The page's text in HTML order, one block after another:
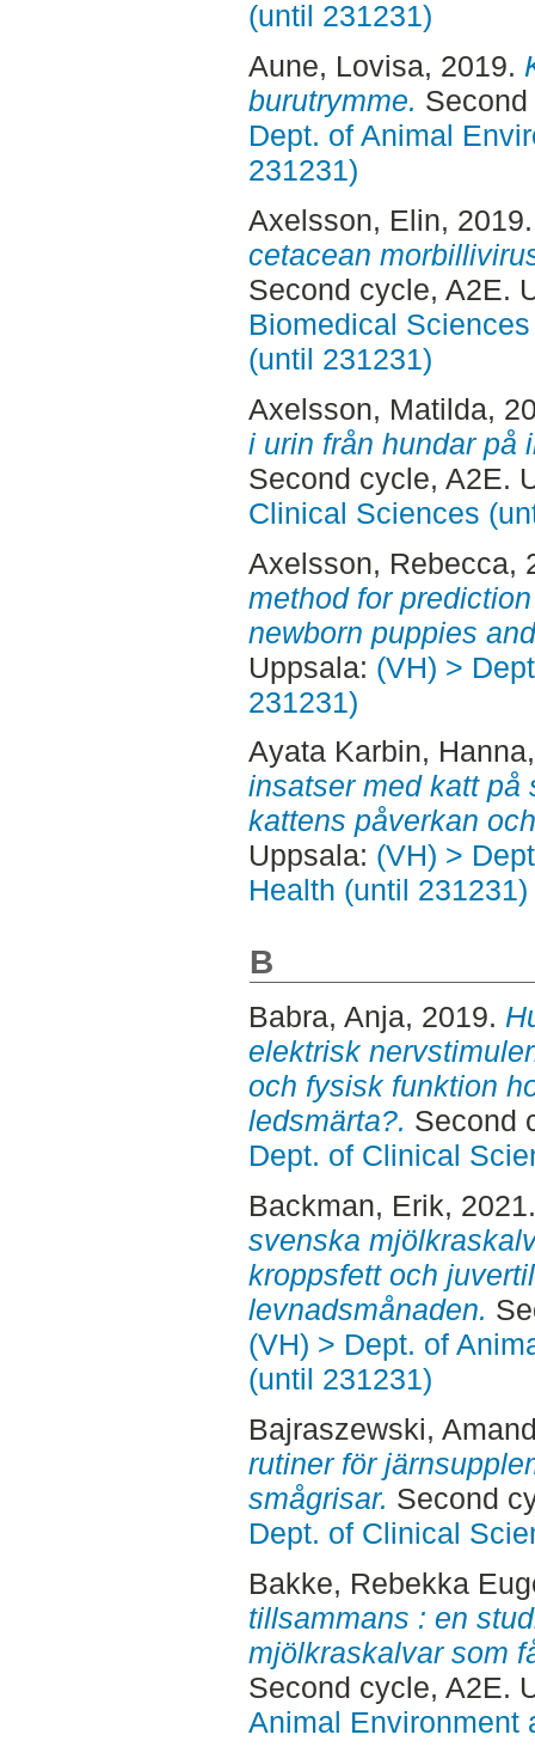
(until 231231)
Aune, Lovisa, 2019.
burutrymme.
Dept. of Animal
231231)
Axelsson, Elin,
cetacean
Second cycle, A2E.
Biomedical
(until 231231)
Axelsson, Matilda,
i urin från hundar på
Second cycle, A2E.
Clinical Sciences
Axelsson, Rebecca,
method for
newborn puppies
Uppsala: (VH) >
231231)
Ayata Karbin, Hanna
insatser med katt på
kattens påverkan
Uppsala: (VH) >
Health (until 231231)
B
Babra, Anja, 2019.
elektrisk
och fysisk funktion
ledsmärta?. Second
Dept. of Clinical
Backman, Erik,
svenska
kroppsfett och
levnadsmånaden.
(VH) > Dept. of
(until 231231)
Bajraszewski,
rutiner för
smågrisar. Second
Dept. of Clinical
Bakke, Rebekka
tillsammans : en
mjölkraskalvar som
Second cycle, A2E.
Animal Environment